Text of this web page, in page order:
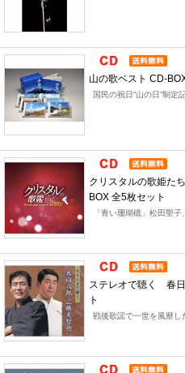
山の歌ベスト CD-
国民の祝日“山の日”制定
クリスタルの歌姫た
BOX 全5枚セット
「青い珊瑚礁」松田聖
ステレオで聴く 春
ト
戦後歌謡で一世を風靡し